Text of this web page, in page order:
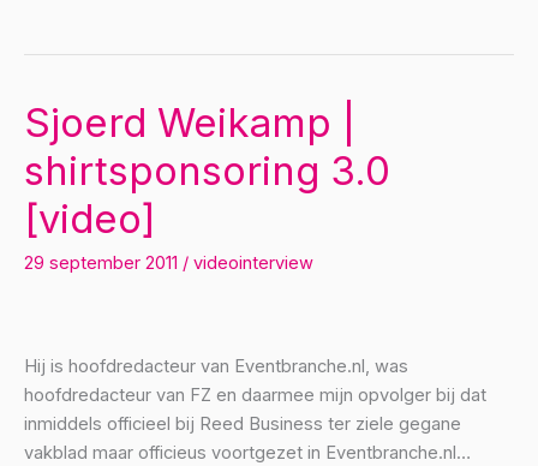
Sjoerd Weikamp |
shirtsponsoring 3.0
[video]
29 september 2011 / videointerview
Hij is hoofdredacteur van Eventbranche.nl, was
hoofdredacteur van FZ en daarmee mijn opvolger bij dat
inmiddels officieel bij Reed Business ter ziele gegane
vakblad maar officieus voortgezet in Eventbranche.nl…